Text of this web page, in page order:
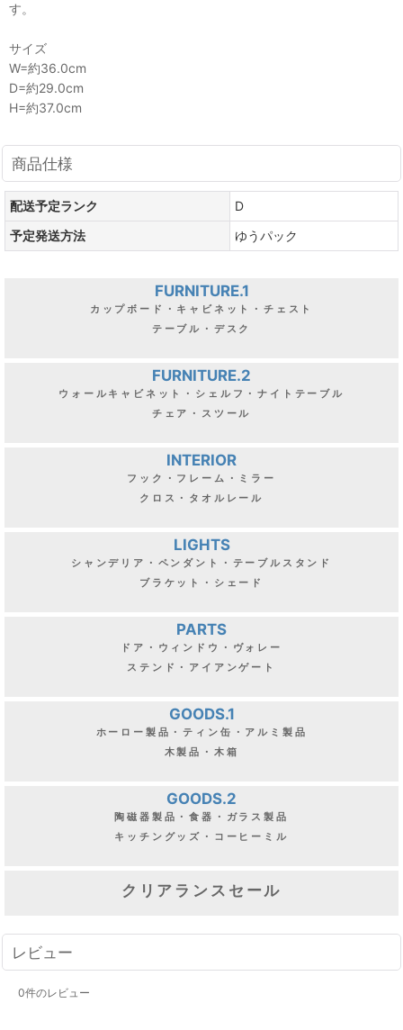
す。
サイズ
W=約36.0cm
D=約29.0cm
H=約37.0cm
商品仕様
配送予定ランク
D
予定発送方法
ゆうパック
FURNITURE.1
カップボード・キャビネット・チェスト
テーブル・デスク
FURNITURE.2
ウォールキャビネット・シェルフ・ナイトテーブル
チェア・スツール
INTERIOR
フック・フレーム・ミラー
クロス・タオルレール
LIGHTS
シャンデリア・ペンダント・テーブルスタンド
ブラケット・シェード
PARTS
ドア・ウィンドウ・ヴォレー
ステンド・アイアンゲート
GOODS.1
ホーロー製品・ティン缶・アルミ製品
木製品・木箱
GOODS.2
陶磁器製品・食器・ガラス製品
キッチングッズ・コーヒーミル
クリアランスセール
レビュー
0件のレビュー